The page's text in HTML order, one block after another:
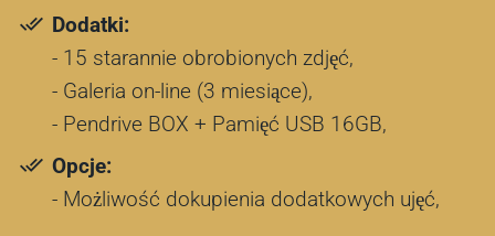
Dodatki:
- 15 starannie obrobionych zdjęć,
- Galeria on-line (3 miesiące),
- Pendrive BOX + Pamięć USB 16GB,
Opcje:
- Możliwość dokupienia dodatkowych ujęć,